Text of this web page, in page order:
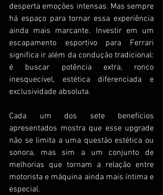
desperta emoções intensas. Mas sempre
há espaço para tornar essa experiência
ainda mais marcante. Investir em um
escapamento esportivo para Ferrari
significa ir além da condução tradicional:
é buscar potência extra, ronco
inesquecível, estética diferenciada e
exclusividade absoluta.
Cada um dos sete benefícios
apresentados mostra que esse upgrade
não se limita a uma questão estética ou
sonora, mas sim a um conjunto de
melhorias que tornam a relação entre
motorista e máquina ainda mais íntima e
especial.